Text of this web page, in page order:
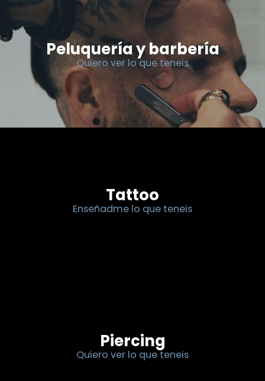
Peluquería y barbería
Quiero ver lo que teneis
Tattoo
Enseñadme lo que teneis
Piercing
Quiero ver lo que teneis